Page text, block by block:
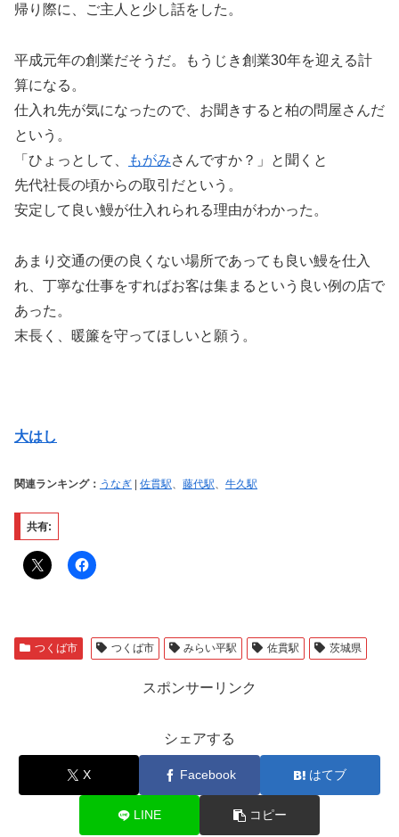
帰り際に、ご主人と少し話をした。
平成元年の創業だそうだ。もうじき創業30年を迎える計
算になる。
仕入れ先が気になったので、お聞きすると柏の問屋さんだ
という。
「ひょっとして、
もがみさんですか？」と聞くと
先代社長の頃からの取引だという。
安定して良い鰻が仕入れられる理由がわかった。
あまり交通の便の良くない場所であっても良い鰻を仕入
れ、丁寧な仕事をすればお客は集まるという良い例の店で
あった。
末長く、暖簾を守ってほしいと願う。
大はし
関連ランキング： うなぎ | 佐貫駅、 藤代駅、 牛久駅
共有:
つくば市 つくば市 みらい平駅 佐貫駅 茨城県
スポンサーリンク
シェアする
X Facebook はてブ
LINE コピー